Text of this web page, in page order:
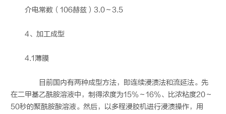
介电常数（106赫兹）3.0～3.5
4、加工成型
4.1薄膜
目前国内有两种成型方法，即连续浸渍法和流延法。先
在二甲基乙酰胺溶液中，制得浓度为15%～16%、比浓粘度20～
50秒的聚酰胺酸溶液。然后，以多程浸胶机进行浸渍操作，用